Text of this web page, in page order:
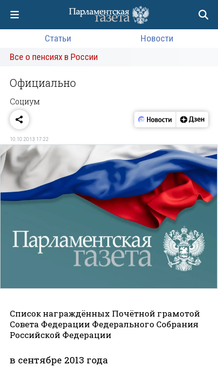
Статьи
Новости
Все о пенсиях в России
Официально
Социум
10.10.2013 17:22
Список награждённых Почётной грамотой
Совета Федерации Федерального Собрания
Российской Федерации
в сентябре 2013 года